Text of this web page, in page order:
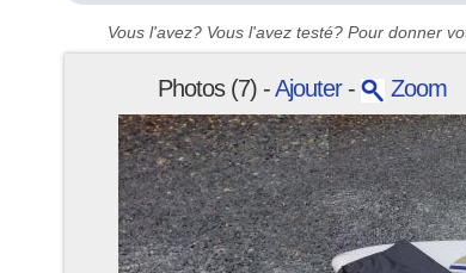
Vous l'avez? Vous l'avez testé? Pour donner
Photos (7) -Ajouter- Zoom